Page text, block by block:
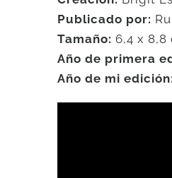
Publicado por:
Tamaño: 6,4 x 8,8
Año de primera
Año de mi edición: